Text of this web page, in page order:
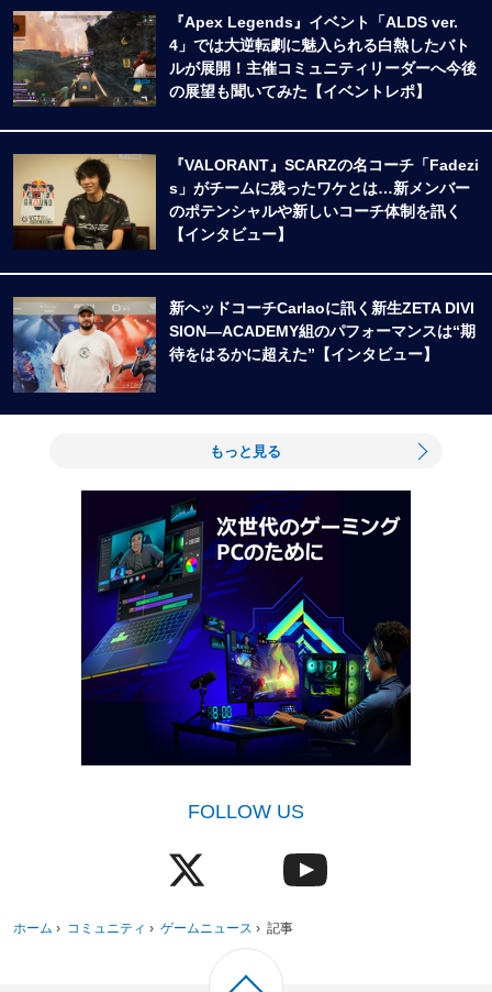
『Apex Legends』イベント「ALDS ver.
4」では大逆転劇に魅入られる白熱したバト
ルが展開！主催コミュニティリーダーへ今後
の展望も聞いてみた【イベントレポ】
『VALORANT』SCARZの名コーチ「Fadezi
s」がチームに残ったワケとは…新メンバー
のポテンシャルや新しいコーチ体制を訊く
【インタビュー】
新ヘッドコーチCarlaoに訊く新生ZETA DIVI
SION―ACADEMY組のパフォーマンスは“期
待をはるかに超えた”【インタビュー】
もっと見る
FOLLOW US
ホーム › コミュニティ › ゲームニュース › 記事